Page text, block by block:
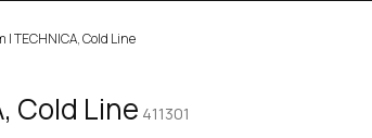
TECHNICA, Cold Line
Cold Line 411301